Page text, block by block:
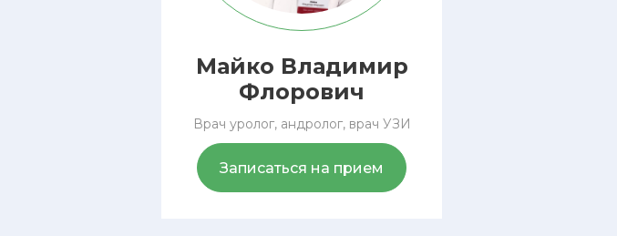
Майко Владимир
Флорович
Врач уролог, андролог, врач УЗИ
Записаться на прием